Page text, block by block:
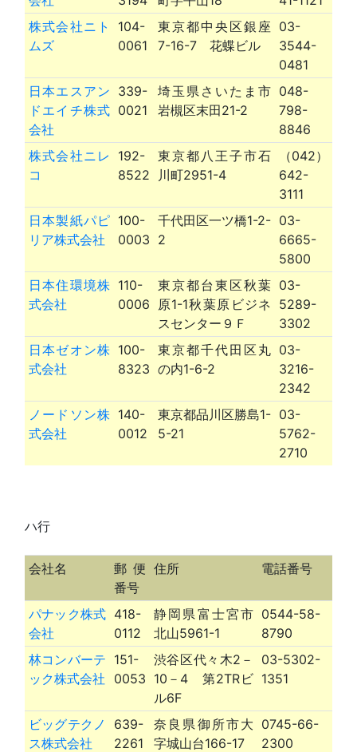
株式会社ニト
ムズ
104-
0061
東京都中央区銀座
7-16-7 花蝶ビル
03-
3544-
0481
日本エスアン
ドエイチ株式
会社
339-
0021
埼玉県さいたま市
岩槻区末田21-2
048-
798-
8846
株式会社ニレ
コ
192-
8522
東京都八王子市石
川町2951-4
（042）
642-
3111
日本製紙パピ
リア株式会社
100-
0003
千代田区一ツ橋1-2-
2
03-
6665-
5800
日本住環境株
式会社
110-
0006
東京都台東区秋葉
原1-1秋葉原ビジネ
スセンター９Ｆ
03-
5289-
3302
日本ゼオン株
式会社
100-
8323
東京都千代田区丸
の内1-6-2
03-
3216-
2342
ノードソン株
式会社
140-
0012
東京都品川区勝島1-
5-21
03-
5762-
2710
ハ行
会社名
郵便
番号
住所 電話番号
パナック株式
会社
418-
0112
静岡県富士宮市
北山5961-1
0544-58-
8790
林コンバーテ
ック株式会社
151-
0053
渋谷区代々木2－
10－4 第2TRビ
ル6F
03-5302-
1351
ビッグテクノ
ス株式会社
639-
2261
奈良県御所市大
字城山台166-17
0745-66-
2300